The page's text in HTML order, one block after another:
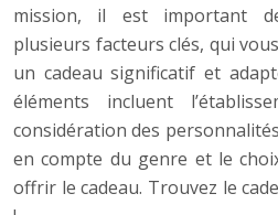
mission, il est important
plusieurs facteurs clés, qui
un cadeau significatif et
éléments incluent
considération des
en compte du genre et le
offrir le cadeau. Trouvez le